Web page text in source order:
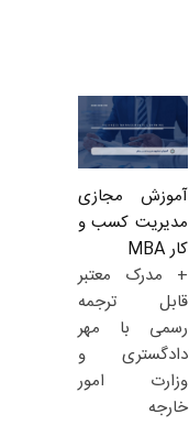
آموزش مجازی
مدیریت کسب و
کار MBA
+ مدرک معتبر
قابل ترجمه
رسمی با مهر
دادگستری و
وزارت امور
خارجه